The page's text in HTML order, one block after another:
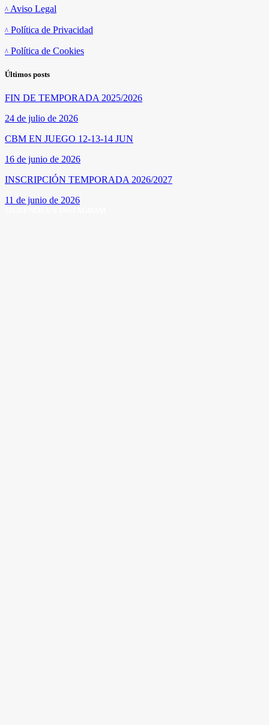
Aviso Legal
Política de Privacidad
Política de Cookies
Últimos posts
FIN DE TEMPORADA 2025/2026
24 de julio de 2026
CBM EN JUEGO 12-13-14 JUN
16 de junio de 2026
INSCRIPCIÓN TEMPORADA 2026/2027
11 de junio de 2026